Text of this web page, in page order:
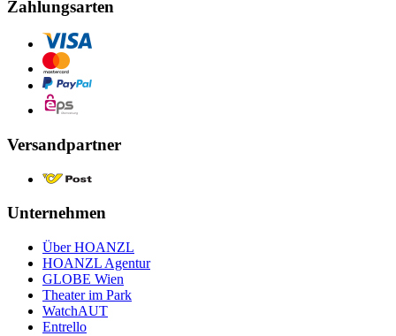
Zahlungsarten
Versandpartner
Unternehmen
Über HOANZL
HOANZL Agentur
GLOBE Wien
Theater im Park
WatchAUT
Entrello